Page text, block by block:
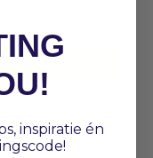
inspiratie én